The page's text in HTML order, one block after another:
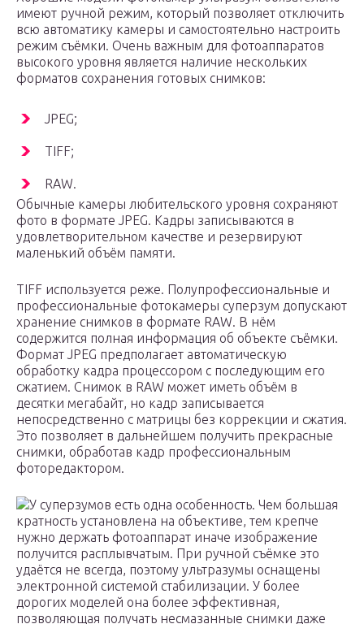
имеют ручной режим, который позволяет отключить
всю автоматику камеры и самостоятельно настроить
режим съёмки. Очень важным для фотоаппаратов
высокого уровня является наличие нескольких
форматов сохранения готовых снимков:
JPEG;
TIFF;
RAW.
Обычные камеры любительского уровня сохраняют
фото в формате JPEG. Кадры записываются в
удовлетворительном качестве и резервируют
маленький объём памяти.
TIFF используется реже. Полупрофессиональные и
профессиональные фотокамеры суперзум допускают
хранение снимков в формате RAW. В нём
содержится полная информация об объекте съёмки.
Формат JPEG предполагает автоматическую
обработку кадра процессором с последующим его
сжатием. Снимок в RAW может иметь объём в
десятки мегабайт, но кадр записывается
непосредственно с матрицы без коррекции и сжатия.
Это позволяет в дальнейшем получить прекрасные
снимки, обработав кадр профессиональным
фоторедактором.
У суперзумов есть одна особенность. Чем большая
кратность установлена на объективе, тем крепче
нужно держать фотоаппарат иначе изображение
получится расплывчатым. При ручной съёмке это
удаётся не всегда, поэтому ультразумы оснащены
электронной системой стабилизации. У более
дорогих моделей она более эффективная,
позволяющая получать несмазанные снимки даже